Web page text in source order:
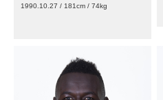
1990.10.27 / 181cm / 74kg